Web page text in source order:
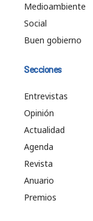
Medioambiente
Social
Buen gobierno
Secciones
Entrevistas
Opinión
Actualidad
Agenda
Revista
Anuario
Premios